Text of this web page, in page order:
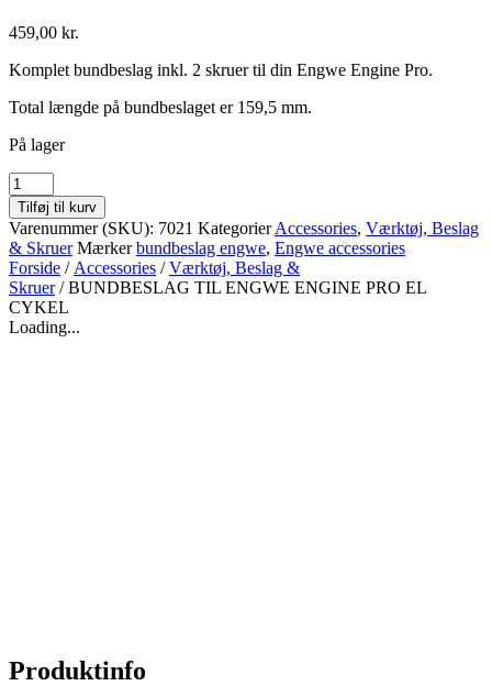
459,00 kr.
Komplet bundbeslag inkl. 2 skruer til din Engwe Engine Pro.
Total længde på bundbeslaget er 159,5 mm.
På lager
BUNDBESLAG
TIL
ENGWE
ENGINE
PRO
EL
CYKEL
antal
Tilføj til kurv
Varenummer (SKU): 7021 Kategorier Accessories, Værktøj, Beslag
& Skruer Mærker bundbeslag engwe, Engwe accessories
Forside / Accessories /Værktøj, Beslag &
Skruer/ BUNDBESLAG TIL ENGWE ENGINE PRO EL
CYKEL
Loading...
Produktinfo